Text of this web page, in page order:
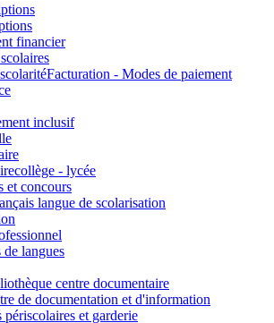
financier
Facturation - Modes de paiement
inclusif
collège - lycée
et concours
langue de scolarisation
de langues
centre documentaire
de documentation et d'information
et garderie